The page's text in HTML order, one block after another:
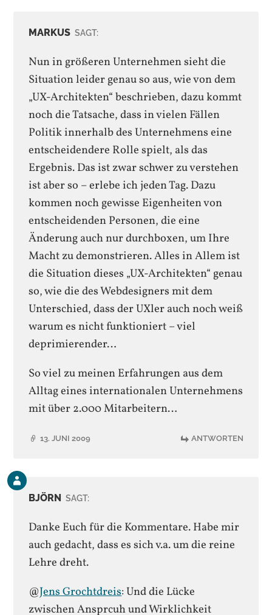
MARKUS SAGT:
Nun in größeren Unternehmen sieht die
Situation leider genau so aus, wie von dem
„UX-Architekten“ beschrieben, dazu kommt
noch die Tatsache, dass in vielen Fällen
Politik innerhalb des Unternehmens eine
entscheidendere Rolle spielt, als das
Ergebnis. Das ist zwar schwer zu verstehen
ist aber so – erlebe ich jeden Tag. Dazu
kommen noch gewisse Eigenheiten von
entscheidenden Personen, die eine
Änderung auch nur durchboxen, um Ihre
Macht zu demonstrieren. Alles in Allem ist
die Situation dieses „UX-Architekten“ genau
so, wie die des Webdesigners mit dem
Unterschied, dass der UXler auch noch weiß
warum es nicht funktioniert – viel
deprimierender…
So viel zu meinen Erfahrungen aus dem
Alltag eines internationalen Unternehmens
mit über 2.000 Mitarbeitern…
13. JUNI 2009 ANTWORTEN
Kommentar
des
Beitrags-
BJÖRN SAGT:
Danke Euch für die Kommentare. Habe mir
auch gedacht, dass es sich v.a. um die reine
Lehre dreht.
@Jens Grochtdreis: Und die Lücke
zwischen Ansprcuh und Wirklichkeit